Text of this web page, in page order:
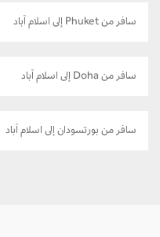
سافر من Phuket إلى اسلام آباد
سافر من Doha إلى اسلام آباد
سافر من بورتسودان إلى اسلام آباد